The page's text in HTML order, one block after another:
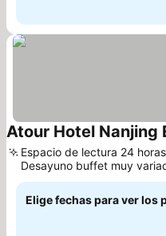
Atour Hotel Nanjing
Espacio de lectura 24
Desayuno buffet muy
Elige fechas para ver los